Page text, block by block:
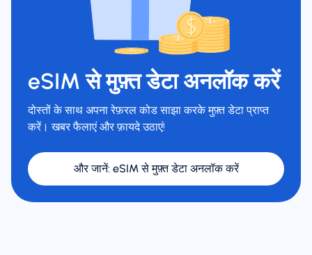
eSIM से मुफ़्त डेटा अनलॉक करें
दोस्तों के साथ अपना रेफ़रल कोड साझा करके मुफ़्त डेटा प्राप्त
करें। खबर फैलाएं और फ़ायदे उठाएं!
और जानें: eSIM से मुफ़्त डेटा अनलॉक करें